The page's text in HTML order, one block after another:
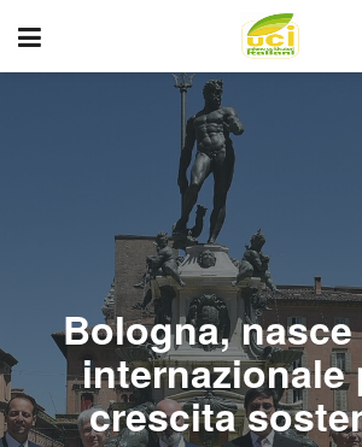
Bologna,
internazionale
crescita